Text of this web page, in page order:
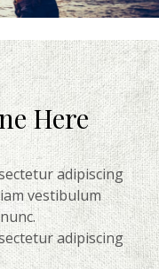
Here
adipiscing
vestibulum
adipiscing